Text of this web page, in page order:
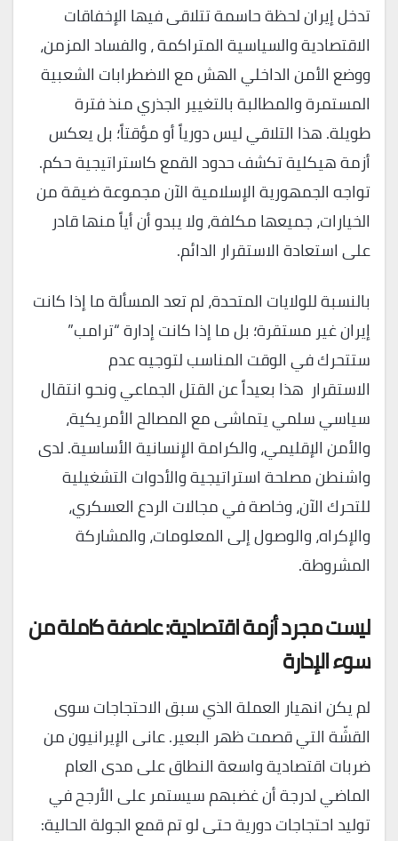
تدخل إيران لحظة حاسمة تتلاقى فيها الإخفاقات
الاقتصادية والسياسية المتراكمة ، والفساد المزمن،
ووضع الأمن الداخلي الهش مع الاضطرابات الشعبية
المستمرة والمطالبة بالتغيير الجذري منذ فترة
طويلة. هذا التلاقي ليس دورياً أو مؤقتاً؛ بل يعكس
أزمة هيكلية تكشف حدود القمع كاستراتيجية حكم.
تواجه الجمهورية الإسلامية الآن مجموعة ضيقة من
الخيارات، جميعها مكلفة، ولا يبدو أن أياً منها قادر
على استعادة الاستقرار الدائم.
بالنسبة للولايات المتحدة، لم تعد المسألة ما إذا كانت
إيران غير مستقرة؛ بل ما إذا كانت إدارة “ترامب”
ستتحرك في الوقت المناسب لتوجيه عدم
الاستقرار هذا بعيداً عن القتل الجماعي ونحو انتقال
سياسي سلمي يتماشى مع المصالح الأمريكية،
والأمن الإقليمي، والكرامة الإنسانية الأساسية. لدى
واشنطن مصلحة استراتيجية والأدوات التشغيلية
للتحرك الآن، وخاصة في مجالات الردع العسكري،
والإكراه، والوصول إلى المعلومات، والمشاركة
المشروطة.
ليست مجرد أزمة اقتصادية: عاصفة كاملة من
سوء الإدارة
لم يكن انهيار العملة الذي سبق الاحتجاجات سوى
القشّة التي قصمت ظهر البعير. عانى الإيرانيون من
ضربات اقتصادية واسعة النطاق على مدى العام
الماضي لدرجة أن غضبهم سيستمر على الأرجح في
توليد احتجاجات دورية حتى لو تم قمع الجولة الحالية: